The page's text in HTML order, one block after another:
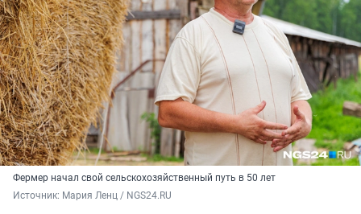
Фермер начал свой сельскохозяйственный путь в 50 лет
Источник: Мария Ленц / NGS24.RU